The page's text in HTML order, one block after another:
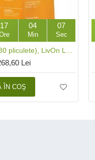
17 04
Min
06
Sec
Lei
ÎN COŞ